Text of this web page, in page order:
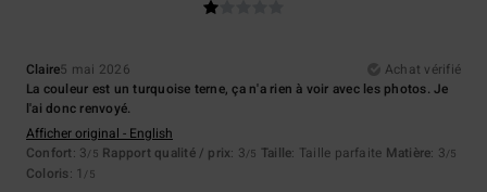
Claire5 mai 2026
Achat vérifié
La couleur est un turquoise terne, ça n'a rien à voir avec les photos. Je
l'ai donc renvoyé.
Afficher original - English
Confort: 3/5 Rapport qualité / prix: 3/5 Taille: Taille parfaite Matière: 3/5
Coloris: 1 /5